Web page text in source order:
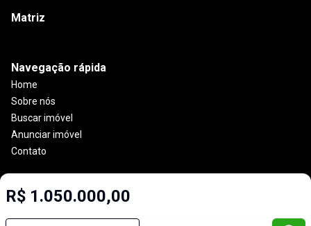
R$ 1.050.000,00
Matriz
Navegação rápida
Home
Sobre nós
Buscar imóvel
Anunciar imóvel
Contato
Imobiliária Certificada:
Selo de Tecnologia Loft